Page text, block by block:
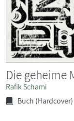
Die geheime
Rafik Schami
Buch (Hardcover)